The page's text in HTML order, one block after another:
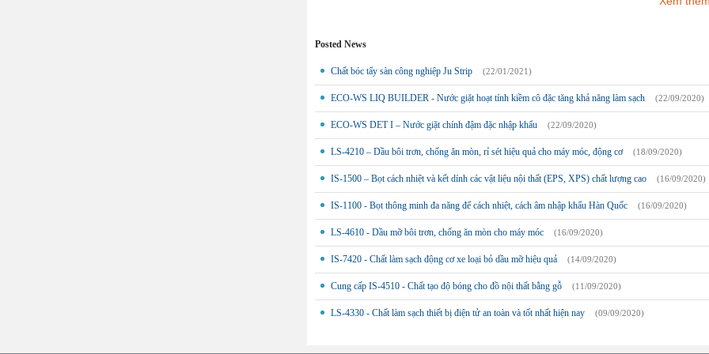
Posted News
Chất bóc tẩy sàn công nghiệp Ju Strip (22/01/2021)
ECO-WS LIQ BUILDER - Nước giặt hoạt tính kiềm cô đặc tăng khả năng làm sạch (22/09/2020)
ECO-WS DET I – Nước giặt chính đậm đặc nhập khẩu (22/09/2020)
LS-4210 – Dầu bôi trơn, chống ăn mòn, rỉ sét hiệu quả cho máy móc, động cơ (18/09/2020)
IS-1500 – Bọt cách nhiệt và kết dính các vật liệu nội thất (EPS, XPS) chất lượng cao (16/09/2020)
IS-1100 - Bọt thông minh đa năng để cách nhiệt, cách âm nhập khẩu Hàn Quốc (16/09/2020)
LS-4610 - Dầu mỡ bôi trơn, chống ăn mòn cho máy móc (16/09/2020)
IS-7420 - Chất làm sạch động cơ xe loại bỏ dầu mỡ hiệu quả (14/09/2020)
Cung cấp IS-4510 - Chất tạo độ bóng cho đồ nội thất bằng gỗ (11/09/2020)
LS-4330 - Chất làm sạch thiết bị điện tử an toàn và tốt nhất hiện nay (09/09/2020)